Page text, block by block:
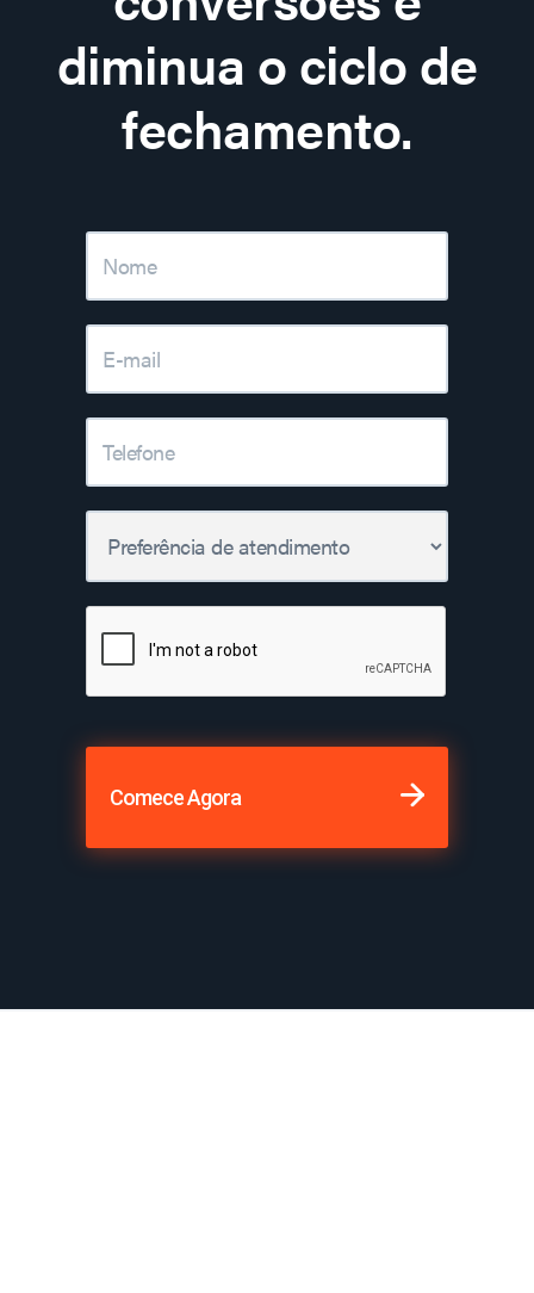
diminua o ciclo de
fechamento.
Comece Agora